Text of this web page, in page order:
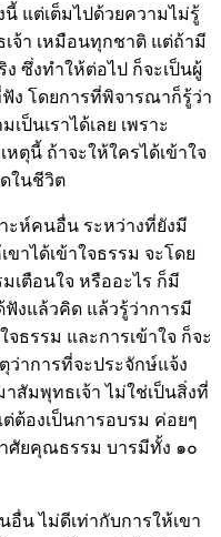
นี้ แต่เต็มไปด้วยความไม่รู้
จ้า เหมือนทุกชาติ แต่ถ้ามี
ง ซึ่งทำให้ต่อไป ก็จะเป็นผู้
ง โดยการที่พิจารณาก็รู้ว่า
ป็นเราได้เลย เพราะ
ตุนี้ ถ้าจะให้ใครได้เข้าใจ
ในชีวิต
ะห์คนอื่น ระหว่างที่ยังมี
าได้เข้าใจธรรม จะโดย
เตือนใจ หรืออะไร ก็มี
งแล้วคิด แล้วรู้ว่าการมี
ธรรม และการเข้าใจ ก็จะ
ว่าการที่จะประจักษ์แจ้ง
สัมพุทธเจ้า ไม่ใช่เป็นสิ่งที่
ต่ต้องเป็นการอบรม ค่อยๆ
ศัยคุณธรรม บารมีทั้ง ๑๐
น ไม่ดีเท่ากับการให้เขา